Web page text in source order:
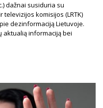
dažnai susiduria su
komisijos (LRTK)
dezinformaciją Lietuvoje.
aktualią informaciją bei